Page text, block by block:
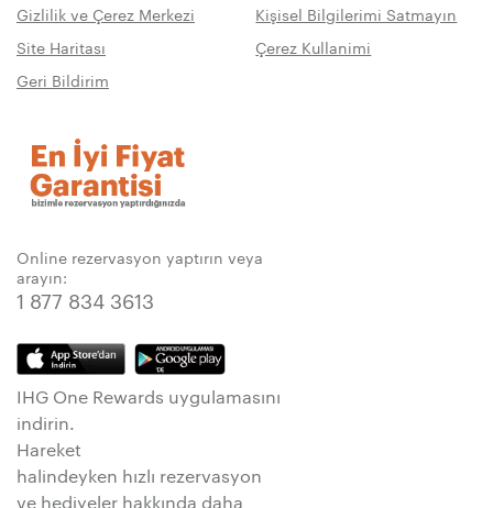
Gizlilik ve Çerez Merkezi
Kişisel Bilgilerimi Satmayın
Site Haritası
Çerez Kullanimi
Geri Bildirim
Online rezervasyon yaptırın veya
arayın:
1 877 834 3613
IHG One Rewards uygulamasını
indirin.
Hareket
halindeyken hızlı rezervasyon
ve hediyeler hakkında daha